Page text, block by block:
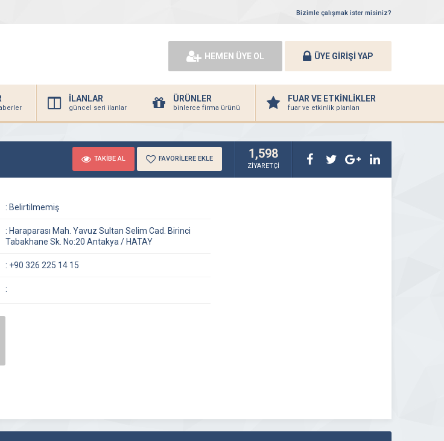
Bizimle çalışmak ister misiniz?
HEMEN ÜYE OL ÜYE GİRİŞİ YAP
İLANLAR
güncel seri ilanlar
ÜRÜNLER
binlerce firma ürünü
FUAR VE ETKİNLİKLER
fuar ve etkinlik planları
TAKİBE AL FAVORİLERE EKLE 1,598
ZİYARETÇİ
: Belirtilmemiş
: Haraparası Mah. Yavuz Sultan Selim Cad. Birinci
Tabakhane Sk. No:20 Antakya / HATAY
: +90 326 225 14 15
: